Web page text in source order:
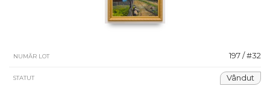
NUMĂR LOT 197 / #32
STATUT Vândut